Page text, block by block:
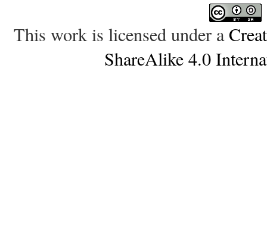
This work is licensed under a
ShareAlike 4.0